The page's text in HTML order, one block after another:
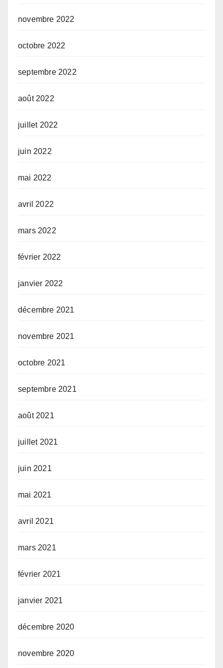
novembre 2022
octobre 2022
septembre 2022
août 2022
juillet 2022
juin 2022
mai 2022
avril 2022
mars 2022
février 2022
janvier 2022
décembre 2021
novembre 2021
octobre 2021
septembre 2021
août 2021
juillet 2021
juin 2021
mai 2021
avril 2021
mars 2021
février 2021
janvier 2021
décembre 2020
novembre 2020